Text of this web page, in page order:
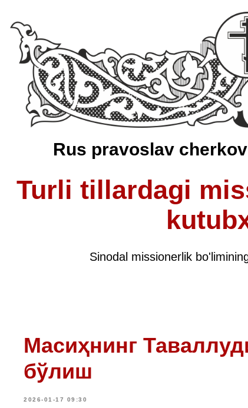
Rus pravoslav
Turli tillardagi
Sinodal missionerlik
Масиҳнинг
бўлиш
2026-01-17 09:30